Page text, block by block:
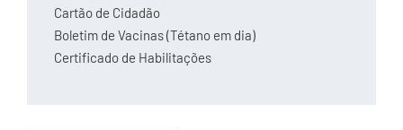
Cartão de Cidadão
Boletim de Vacinas (Tétano em dia)
Certificado de Habilitações